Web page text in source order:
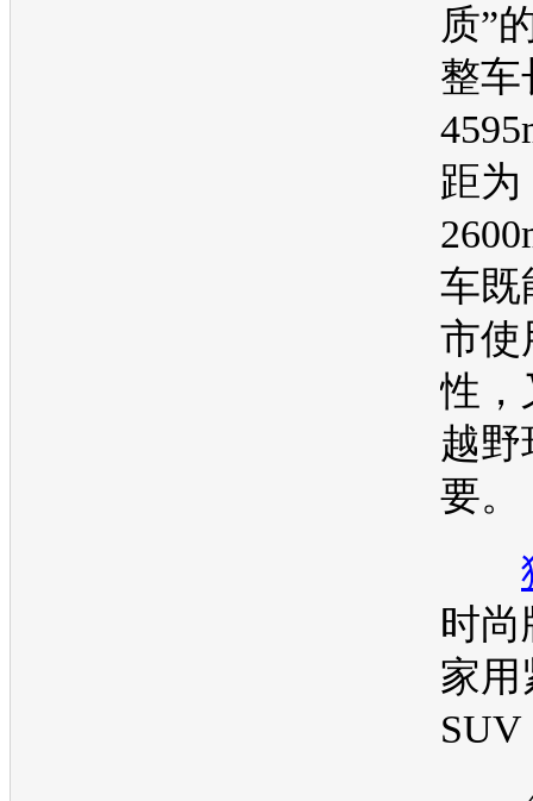
质”
整车
距为
车既
市使
性，
越野
要。
时尚
家用
SUV